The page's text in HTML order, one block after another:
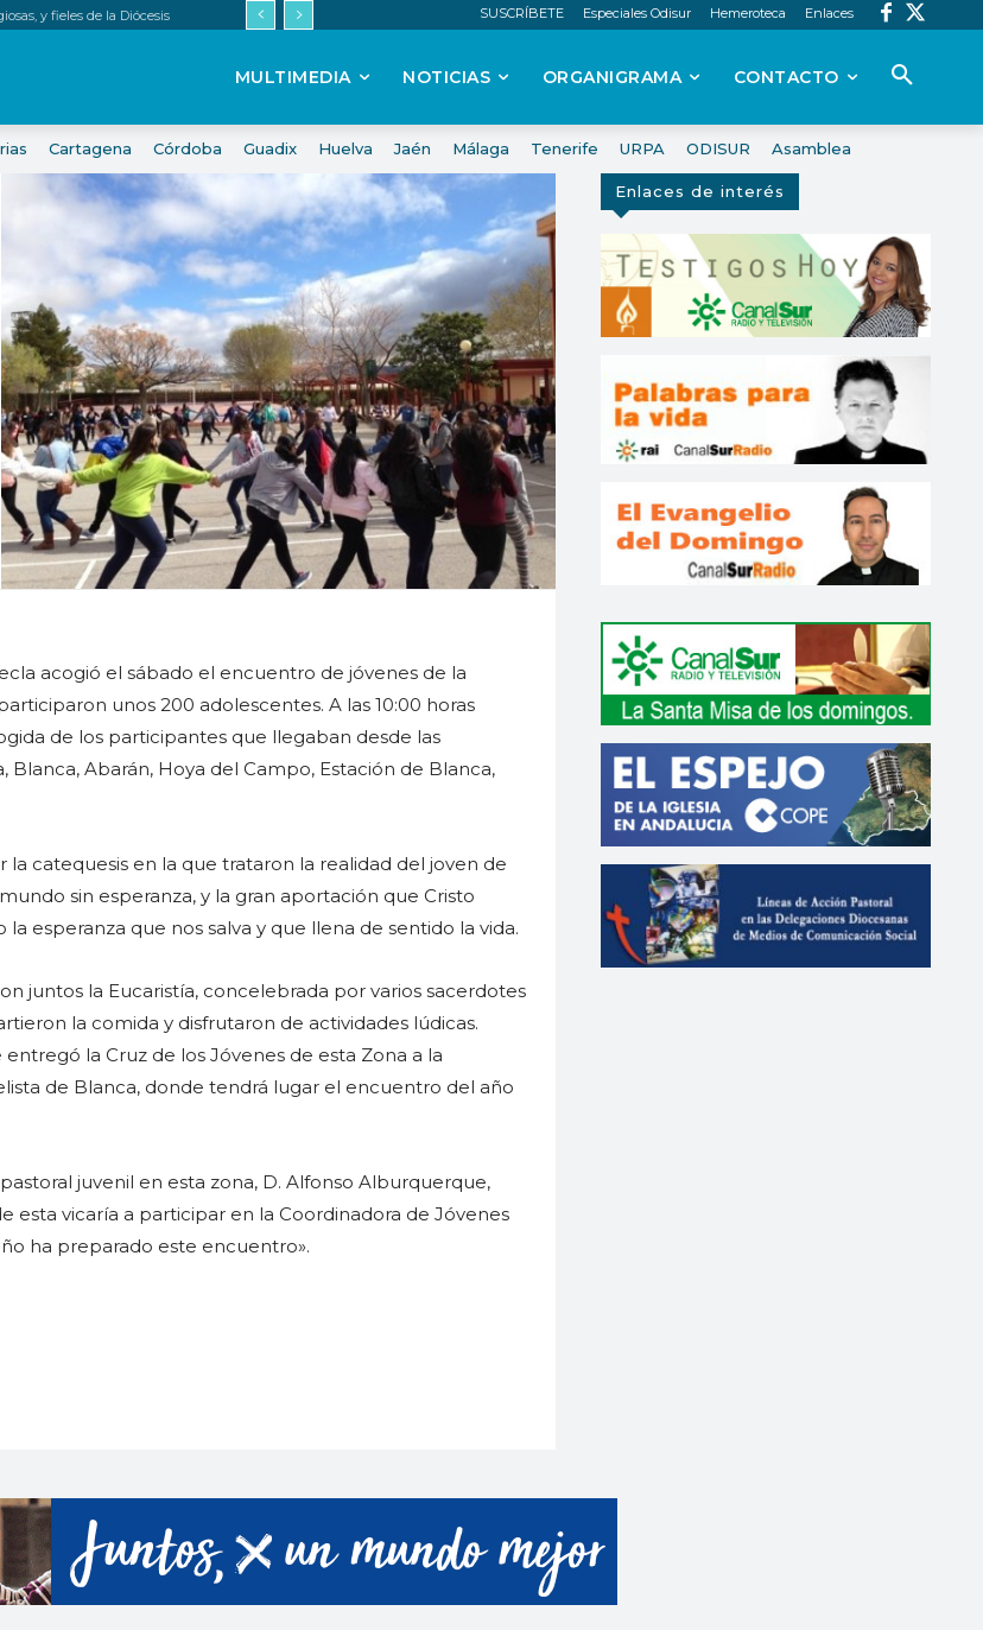
y fieles de la Diócesis SUSCRÍBETE Especiales Odisur Hemeroteca Enlaces
MULTIMEDIA NOTICIAS ORGANIGRAMA CONTACTO
Cartagena Córdoba Guadix Huelva Jaén Málaga Tenerife URPA ODISUR Asamblea
acogió el sábado el encuentro de jóvenes de la
unos 200 adolescentes. A las 10:00 horas
de los participantes que llegaban desde las
Blanca, Abarán, Hoya del Campo, Estación de Blanca,
la catequesis en la que trataron la realidad del joven de
sin esperanza, y la gran aportación que Cristo
la esperanza que nos salva y que llena de sentido la vida.
juntos la Eucaristía, concelebrada por varios sacerdotes
la comida y disfrutaron de actividades lúdicas.
la Cruz de los Jóvenes de esta Zona a la
de Blanca, donde tendrá lugar el encuentro del año
juvenil en esta zona, D. Alfonso Alburquerque,
esta vicaría a participar en la Coordinadora de Jóvenes
ha preparado este encuentro».
Enlaces de interés